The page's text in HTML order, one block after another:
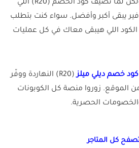
عالية وبأسعار معقولة. ولكن لما تضيف كود الخصم (R20) اللي
يبقى أكبر وأفضل. سواء كنت بتطلب
الكود اللي هيبقى معاك في كل عمليات
كود خصم ديلي ميلز
(R20) النهاردة ووفّر
الموقع. زوروا منصة كل الكوبونات
الحصرية.
كل المتاجر